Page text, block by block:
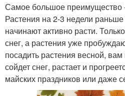
Самое большое преимущество
Растения на 2-3 недели раньше
начинают активно расти.
снег, а растения уже
посадить растения весной, вам
сойдет снег, растает и
майских праздников или даже